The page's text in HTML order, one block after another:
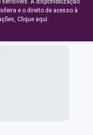
sensíveis. A disponibilização
e o direito de acesso à
Clique aqui.